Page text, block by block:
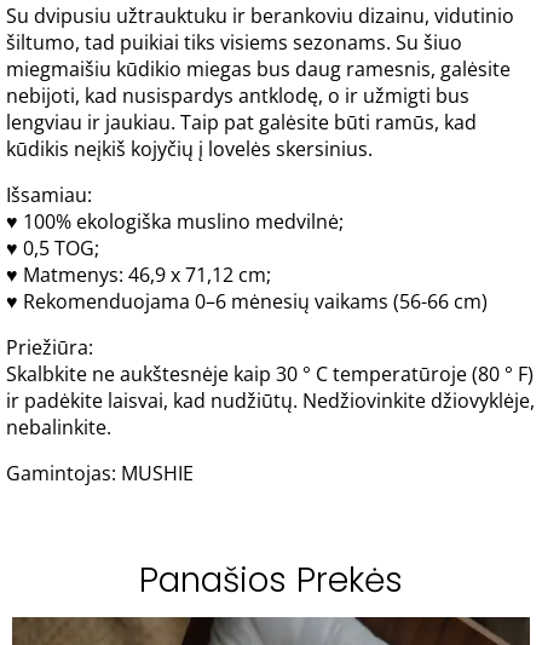
Su dvipusiu užtrauktuku ir berankoviu dizainu, vidutinio
šiltumo, tad puikiai tiks visiems sezonams. Su šiuo
miegmaišiu kūdikio miegas bus daug ramesnis, galėsite
nebijoti, kad nusispardys antklodę, o ir užmigti bus
lengviau ir jaukiau. Taip pat galėsite būti ramūs, kad
kūdikis neįkiš kojyčių į lovelės skersinius.
Išsamiau:
♥ 100% ekologiška muslino medvilnė;
♥ 0,5 TOG;
♥ Matmenys: 46,9 x 71,12 cm;
♥ Rekomenduojama 0–6 mėnesių vaikams (56-66 cm)
Priežiūra:
Skalbkite ne aukštesnėje kaip 30 ° C temperatūroje (80 ° F)
ir padėkite laisvai, kad nudžiūtų. Nedžiovinkite džiovyklėje,
nebalinkite.
Gamintojas: MUSHIE
Panašios Prekės